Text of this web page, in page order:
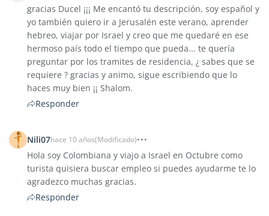
gracias Ducel ¡¡¡ Me encantó tu descripción, soy español y
yo también quiero ir a Jerusalén este verano, aprender
hebreo, viajar por Israel y creo que me quedaré en ese
hermoso país todo el tiempo que pueda... te quería
preguntar por los tramites de residencia, ¿ sabes que se
requiere ? gracias y animo, sigue escribiendo que lo
haces muy bien ¡¡ Shalom.
Responder
Nili07hace 10 años(Modificado)
Hola soy Colombiana y viajo a Israel en Octubre como
turista quisiera buscar empleo si puedes ayudarme te lo
agradezco muchas gracias.
Responder